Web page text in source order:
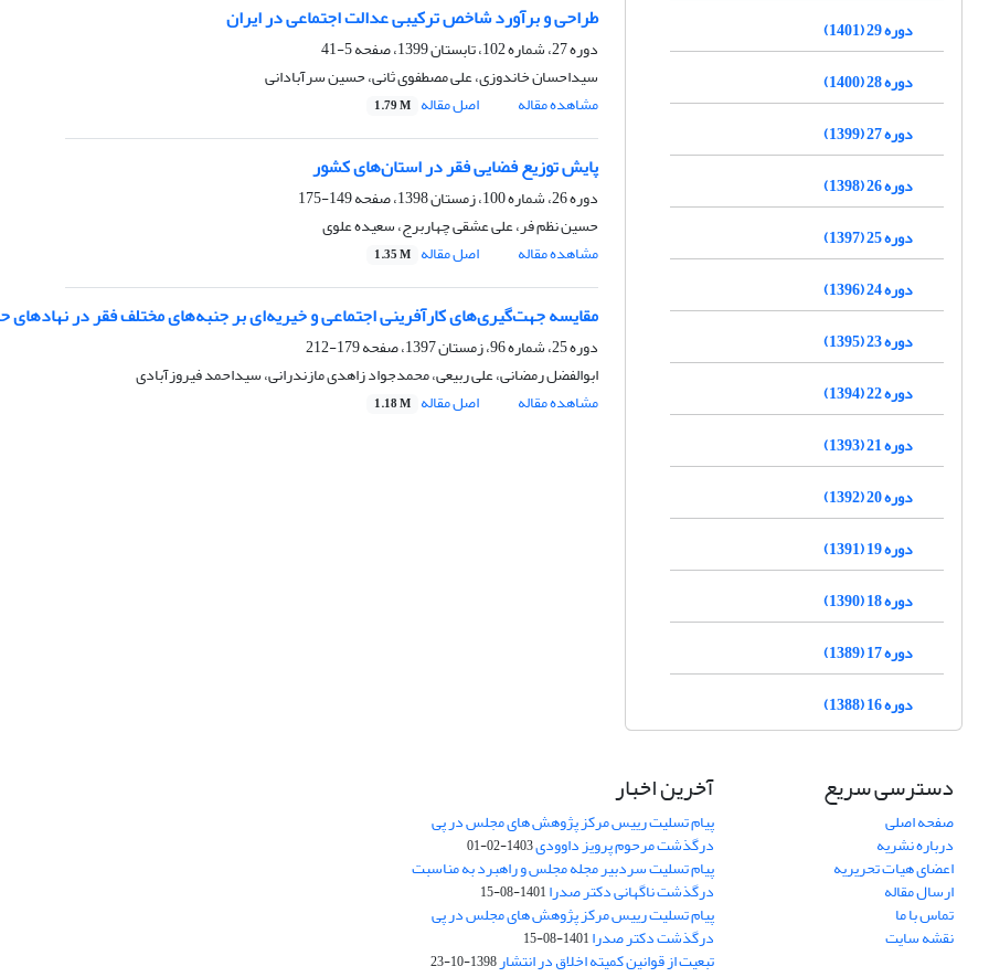
طراحی و برآورد شاخص‌ ترکیبی عدالت اجتماعی در ایران
دوره 27، شماره 102، تابستان 1399، صفحه
5-41
سیداحسان خاندوزی، علی مصطفوی ثانی، حسین سرآبادانی
مشاهده مقاله
اصل مقاله 1.79 M
پایش توزیع فضایی فقر در استان‌های کشور
دوره 26، شماره 100، زمستان 1398، صفحه
149-175
حسین نظم فر، علی عشقی چهاربرج، سعیده علوی
مشاهده مقاله
اصل مقاله 1.35 M
مقایسه جهت‌گیری‌های کارآفرینی اجتماعی و خیریه‌ای بر جنبه‌های مختلف فقر در
دوره 25، شماره 96، زمستان 1397، صفحه
179-212
ابوالفضل رمضانی، علی ربیعی، محمدجواد زاهدی مازندرانی، سیداحمد فیروزآبادی
مشاهده مقاله
اصل مقاله 1.18 M
دوره 29 (1401)
دوره 28 (1400)
دوره 27 (1399)
دوره 26 (1398)
دوره 25 (1397)
دوره 24 (1396)
دوره 23 (1395)
دوره 22 (1394)
دوره 21 (1393)
دوره 20 (1392)
دوره 19 (1391)
دوره 18 (1390)
دوره 17 (1389)
دوره 16 (1388)
دسترسی سریع
صفحه اصلی
درباره نشریه
اعضای هیات تحریریه
ارسال مقاله
تماس با ما
نقشه سایت
آخرین اخبار
پیام تسلیت رییس مرکز پژوهش های مجلس در پی
درگذشت مرحوم پرویز داوودی1403-02-01
پیام تسلیت سردبیر مجله مجلس و راهبرد به مناسبت
درگذشت ناگهانی دکتر صدرا1401-08-15
پیام تسلیت رییس مرکز پژوهش های مجلس در پی
درگذشت دکتر صدرا1401-08-15
تبعیت از قوانین کمیته اخلاق در انتشار1398-10-23